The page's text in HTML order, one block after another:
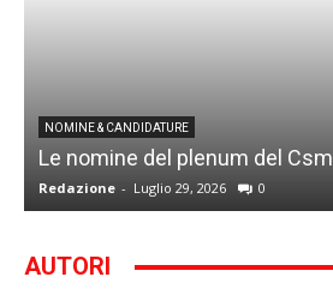
NOMINE & CANDIDATURE
Le nomine del plenum del Csm
Redazione - Luglio 29, 2026 0
AUTORI